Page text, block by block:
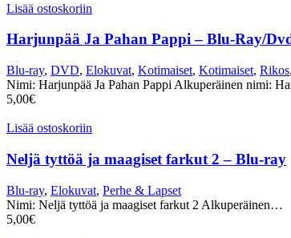
Lisää ostoskoriin
Harjunpää Ja Pahan Pappi – Blu-Ray/
Blu-ray, DVD, Elokuvat, Kotimaiset, Kotimaiset, Rikos,
Nimi: Harjunpää Ja Pahan Pappi Alkuperäinen nimi:
5,00€
Lisää ostoskoriin
Neljä tyttöä ja maagiset farkut 2 – Blu-ray
Blu-ray, Elokuvat, Perhe & Lapset
Nimi: Neljä tyttöä ja maagiset farkut 2 Alkuperäinen…
5,00€